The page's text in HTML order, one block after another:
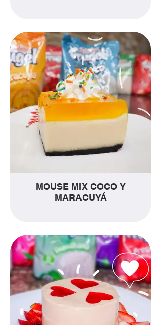
MOUSE MIX COCO Y
MARACUYÁ